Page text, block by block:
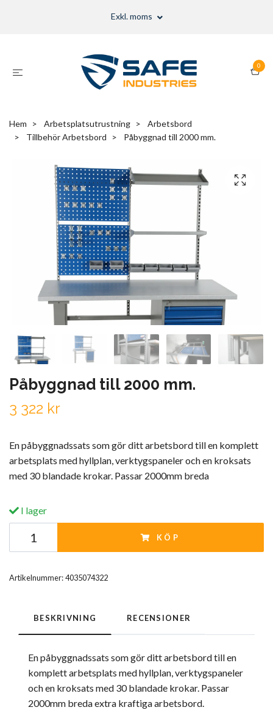
Exkl. moms
0
Hem Arbetsplatsutrustning
Arbetsbord
Tillbehör Arbetsbord
Påbyggnad till 2000 mm.
Påbyggnad till 2000 mm.
3 322 kr
En påbyggnadssats som gör ditt arbetsbord till en komplett
arbetsplats med hyllplan, verktygspaneler och en kroksats
med 30 blandade krokar. Passar 2000mm breda
I lager
KÖP
Artikelnummer:4035074322
BESKRIVNING RECENSIONER
En påbyggnadssats som gör ditt arbetsbord till en
komplett arbetsplats med hyllplan, verktygspaneler
och en kroksats med 30 blandade krokar. Passar
2000mm breda extra kraftiga arbetsbord.